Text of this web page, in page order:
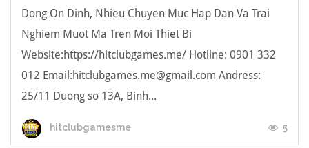
Dong On Dinh, Nhieu Chuyen Muc Hap Dan Va Trai
Nghiem Muot Ma Tren Moi Thiet Bi
Website:https://hitclubgames.me/ Hotline: 0901 332
012 Email:hitclubgames.me@gmail.com Andress:
25/11 Duong so 13A, Binh...
hitclubgamesme 5